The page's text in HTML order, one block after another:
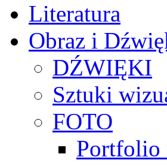
Literatura
Obraz i
DŹWIĘKI
Sztuki
FOTO
Portfolio